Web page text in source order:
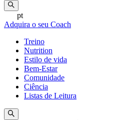
pt
Adquira o seu Coach
Treino
Nutrition
Estilo de vida
Bem-Estar
Comunidade
Ciência
Listas de Leitura